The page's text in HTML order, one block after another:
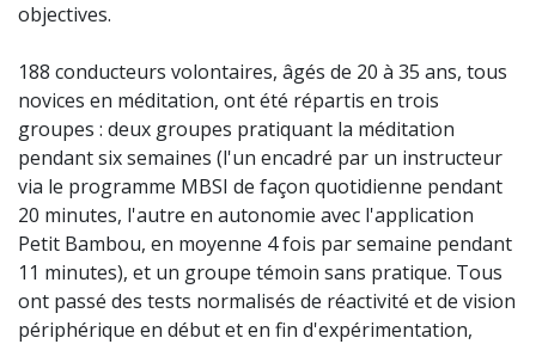
objectives.
188 conducteurs volontaires, âgés de 20 à 35 ans, tous
novices en méditation, ont été répartis en trois
groupes : deux groupes pratiquant la méditation
pendant six semaines (l'un encadré par un instructeur
via le programme MBSI de façon quotidienne pendant
20 minutes, l'autre en autonomie avec l'application
Petit Bambou, en moyenne 4 fois par semaine pendant
11 minutes), et un groupe témoin sans pratique. Tous
ont passé des tests normalisés de réactivité et de vision
périphérique en début et en fin d'expérimentation,